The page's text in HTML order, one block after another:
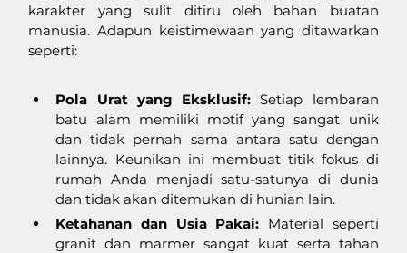
karakter yang sulit ditiru oleh bahan buatan
manusia. Adapun keistimewaan yang ditawarkan
seperti:
Pola Urat yang Eksklusif: Setiap lembaran
batu alam memiliki motif yang sangat unik
dan tidak pernah sama antara satu dengan
lainnya. Keunikan ini membuat titik fokus di
rumah Anda menjadi satu-satunya di dunia
dan tidak akan ditemukan di hunian lain.
Ketahanan dan Usia Pakai: Material seperti
granit dan marmer sangat kuat serta tahan